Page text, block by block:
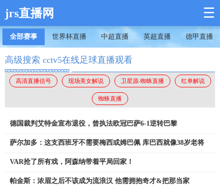
jrs直播网 ☰
全部赛事 世界杯直播 中超直播 英超直播 德甲直播
高级搜索 cctv5在线足球直播观看
高清直播信号 现场美女解说 卫星源-蜘蛛直播 红单解说
蜘蛛直播
德国裁判艾特金宣布退役，曾执法欧冠巴萨6-1逆转巴黎
萨尔加多：这支西班牙不需要梅西或姆巴佩 库巴西就像38岁老将
VAR抢了所有戏，阿森纳带着平局回家！
帕金斯：浓眉之后不该成为流浪汉 他需拥抱奇才&把那当家